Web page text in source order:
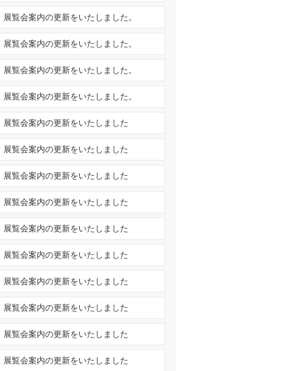
展覧会案内の更新をいたしました。
展覧会案内の更新をいたしました。
展覧会案内の更新をいたしました。
展覧会案内の更新をいたしました。
展覧会案内の更新をいたしました
展覧会案内の更新をいたしました
展覧会案内の更新をいたしました
展覧会案内の更新をいたしました
展覧会案内の更新をいたしました
展覧会案内の更新をいたしました
展覧会案内の更新をいたしました
展覧会案内の更新をいたしました
展覧会案内の更新をいたしました
展覧会案内の更新をいたしました